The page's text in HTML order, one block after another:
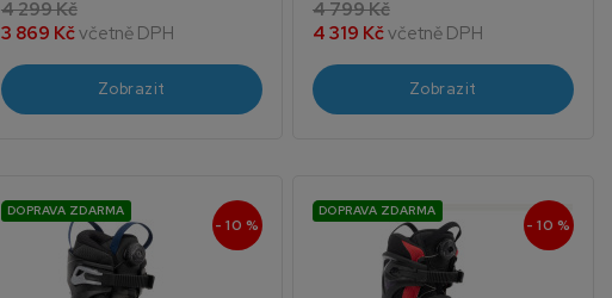
4 299 Kč
3 869 Kčvčetně DPH
Zobrazit
4 799 Kč
4 319 Kčvčetně DPH
Zobrazit
DOPRAVA ZDARMA
- 10 %
DOPRAVA ZDARMA
- 10 %